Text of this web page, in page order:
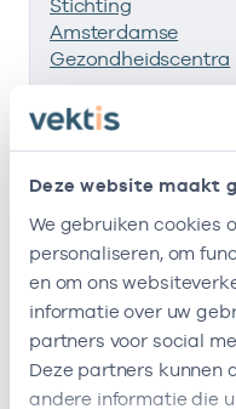
Deze website maakt
We gebruiken cookies
personaliseren, om
en om ons
informatie over uw
partners voor social
Deze partners kunnen
andere informatie die
Ik ben werkzaam bij
Stichting
Amsterdamse
Gezondheidscentra
Gezondheidscentrum
Pampuslaan
M.E. Midden
Ik heb een